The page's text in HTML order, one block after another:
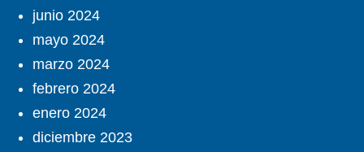
junio 2024
mayo 2024
marzo 2024
febrero 2024
enero 2024
diciembre 2023